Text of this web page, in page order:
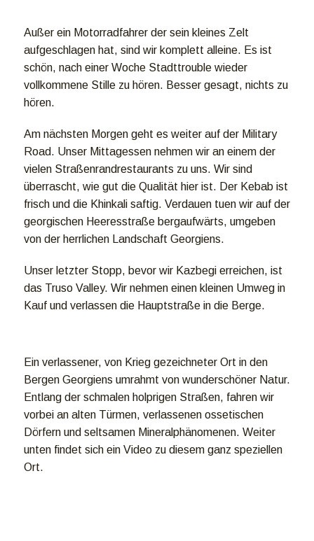
Außer ein Motorradfahrer der sein kleines Zelt
aufgeschlagen hat, sind wir komplett alleine. Es ist
schön, nach einer Woche Stadttrouble wieder
vollkommene Stille zu hören. Besser gesagt, nichts zu
hören.
Am nächsten Morgen geht es weiter auf der Military
Road. Unser Mittagessen nehmen wir an einem der
vielen Straßenrandrestaurants zu uns. Wir sind
überrascht, wie gut die Qualität hier ist. Der Kebab ist
frisch und die Khinkali saftig. Verdauen tuen wir auf der
georgischen Heeresstraße bergaufwärts, umgeben
von der herrlichen Landschaft Georgiens.
Unser letzter Stopp, bevor wir Kazbegi erreichen, ist
das Truso Valley. Wir nehmen einen kleinen Umweg in
Kauf und verlassen die Hauptstraße in die Berge.
Ein verlassener, von Krieg gezeichneter Ort in den
Bergen Georgiens umrahmt von wunderschöner Natur.
Entlang der schmalen holprigen Straßen, fahren wir
vorbei an alten Türmen, verlassenen ossetischen
Dörfern und seltsamen Mineralphänomenen. Weiter
unten findet sich ein Video zu diesem ganz speziellen
Ort.